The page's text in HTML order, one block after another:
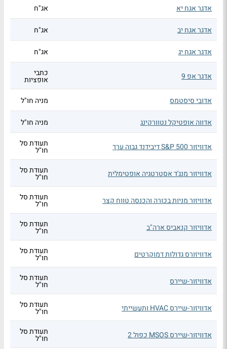
אדגר אגח יא אג"ח
אדגר אגח יב אג"ח
אדגר אגח יג אג"ח
אדגר אפ 9 כתבי
אופציות
אדובי סיסטמס
מניה חו"ל
אדווה אופטיקל נטוורקינג מניה חו"ל
אדוויזור S&P 500 דיבידנד גבוה ערך תעודת סל
חו"ל
אדוויזור מנג'ד אסטרטגיה אופטימלית תעודת סל
חו"ל
אדוויזור מניות בכורה והכנסה טווח קצר תעודת סל
חו"ל
אדוויזור קנאביס ארה"ב תעודת סל
חו"ל
אדוויזורס גדולות דמוקרטים תעודת סל
חו"ל
אדוויזור-שיירס תעודת סל
חו"ל
אדוויזור-שיירס HVAC ותעשייתי תעודת סל
חו"ל
אדוויזור-שיירס MSOS כפול 2 תעודת סל
חו"ל